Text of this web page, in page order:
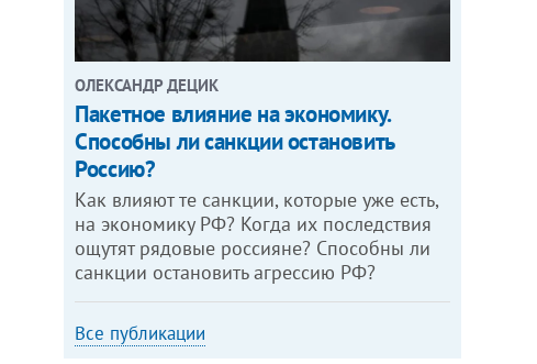
ОЛЕКСАНДР ДЕЦИК
Пакетное влияние на экономику.
Способны ли санкции остановить
Россию?
Как влияют те санкции, которые уже есть,
на экономику РФ? Когда их последствия
ощутят рядовые россияне? Способны ли
санкции остановить агрессию РФ?
Все публикации